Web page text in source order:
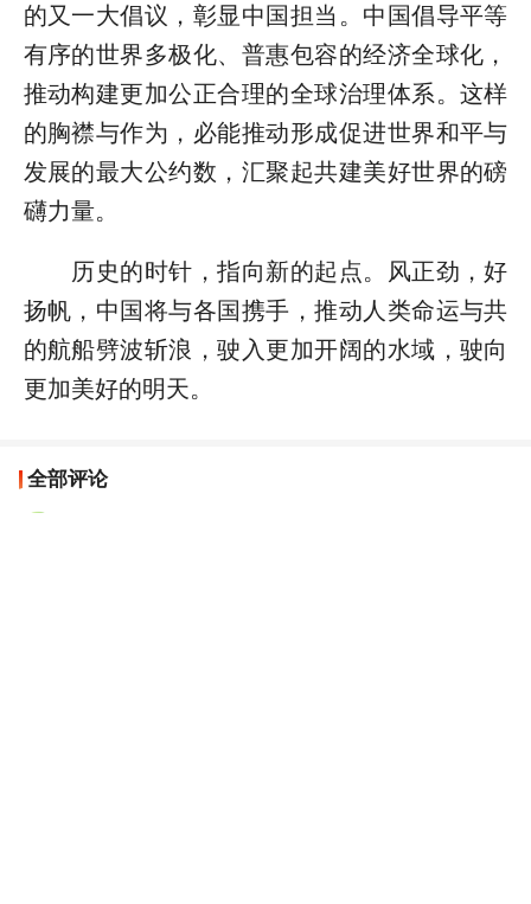
的又一大倡议，彰显中国担当。中国倡导平等
有序的世界多极化、普惠包容的经济全球化，
推动构建更加公正合理的全球治理体系。这样
的胸襟与作为，必能推动形成促进世界和平与
发展的最大公约数，汇聚起共建美好世界的磅
礴力量。
历史的时针，指向新的起点。风正劲，好
扬帆，中国将与各国携手，推动人类命运与共
的航船劈波斩浪，驶入更加开阔的水域，驶向
更加美好的明天。
全部评论